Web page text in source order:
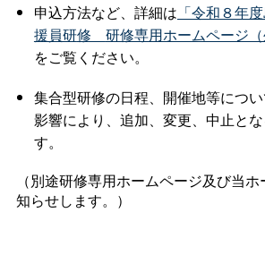
申込方法など、詳細は 「令和８年
援員研修 研修専用ホームページ（
をご覧ください。
集合型研修の日程、開催地等につ
影響により、追加、変更、中止と
す。
（別途研修専用ホームページ及び当
知らせします。）